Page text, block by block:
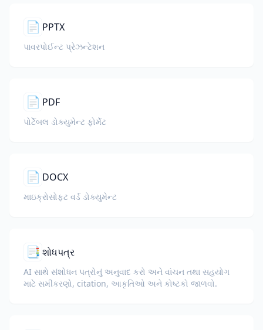
📄 PPTX
પાવરપોઈન્ટ પ્રેઝન્ટેશન
📄 PDF
પોર્ટેબલ ડોક્યુમેન્ટ ફોર્મેટ
📄 DOCX
માઇક્રોસોફ્ટ વર્ડ ડોક્યુમેન્ટ
📑 શોધપત્ર
AI સાથે સંશોધન પત્રોનું અનુવાદ કરો અને વાંચન તથા સહયોગ
માટે સમીકરણો, citation, આકૃતિઓ અને કોષ્ટકો જાળવો.